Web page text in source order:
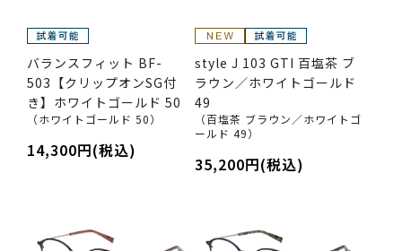
バランスフィット BF-
503【クリップオンSG付
き】ホワイトゴールド 50
（ホワイトゴールド 50）
14,300円(税込)
style J 103 GTI 百塩茶 ブ
ラウン／ホワイトゴールド
49
（百塩茶 ブラウン／ホワイトゴ
ールド 49）
35,200円(税込)